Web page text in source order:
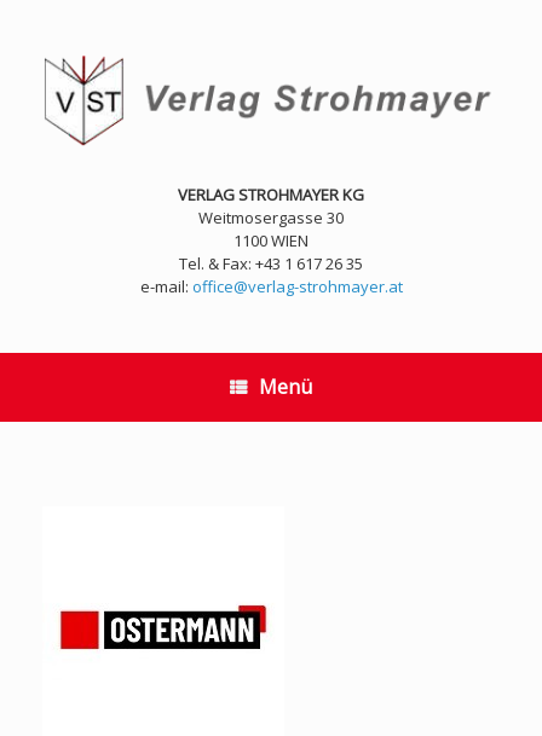
springen
VERLAG STROHMAYER KG
Weitmosergasse 30
1100 WIEN
Tel. & Fax: +43 1 617 26 35
e-mail: office@verlag-strohmayer.at
Menü